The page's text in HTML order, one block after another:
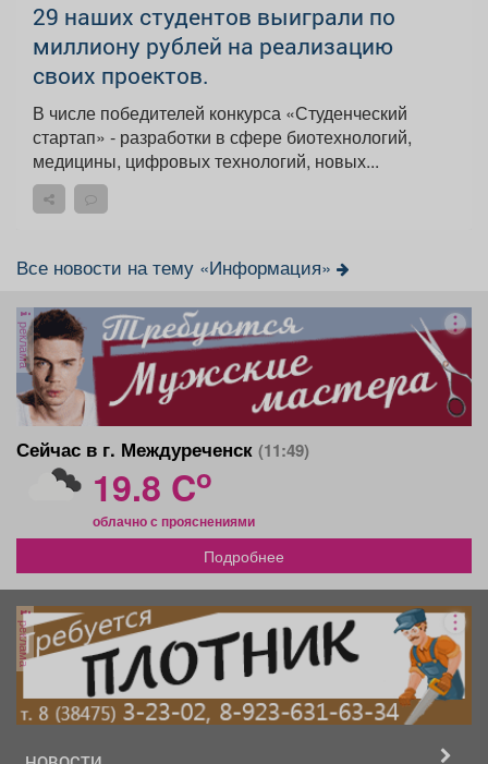
29 наших студентов выиграли по
миллиону рублей на реализацию
своих проектов.
В числе победителей конкурса «Студенческий
стартап» - разработки в сфере биотехнологий,
медицины, цифровых технологий, новых...
Все новости на тему «Информация»
реклама
Сейчас в г. Междуреченск (11:49)
19.8 Co
облачно с прояснениями
Подробнее
реклама